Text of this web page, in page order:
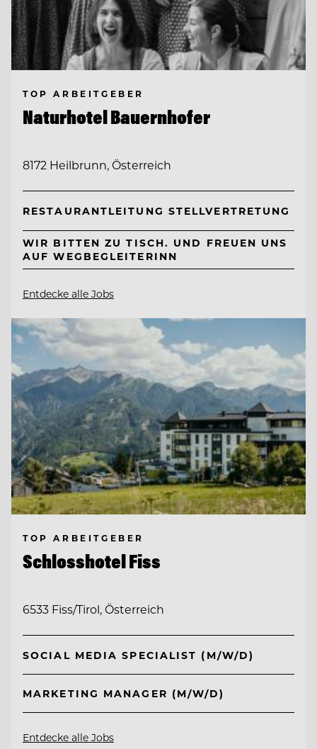
TOP ARBEITGEBER
Naturhotel Bauernhofer
8172 Heilbrunn, Österreich
RESTAURANTLEITUNG STELLVERTRETUNG
WIR BITTEN ZU TISCH. UND FREUEN UNS
AUF WEGBEGLEITERINN
Entdecke alle Jobs
TOP ARBEITGEBER
Schlosshotel Fiss
6533 Fiss/Tirol, Österreich
SOCIAL MEDIA SPECIALIST (M/W/D)
MARKETING MANAGER (M/W/D)
Entdecke alle Jobs